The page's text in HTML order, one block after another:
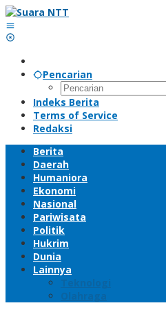
Lewati
ke
konten
Pencarian
Indeks Berita
Terms of Service
Redaksi
Berita
Daerah
Humaniora
Ekonomi
Nasional
Pariwisata
Politik
Hukrim
Dunia
Lainnya
Teknologi
Olahraga